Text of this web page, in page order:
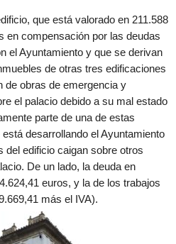
que está valorado en 211.588
en compensación por las deudas
el Ayuntamiento y que se derivan
de otras tres edificaciones
de obras de emergencia y
el palacio debido a su mal estado
parte de una de estas
desarrollando el Ayuntamiento
del edificio caigan sobre otros
De un lado, la deuda en
euros, y la de los trabajos
más el IVA).